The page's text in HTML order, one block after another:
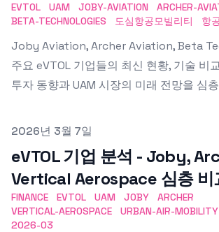
EVTOL UAM JOBY-AVIATION
ARCHER-
BETA-TECHNOLOGIES
도심항공모빌리티 항
Joby Aviation, Archer Aviation, Beta
주요 eVTOL 기업들의 최신 현황, 기술 비
투자 동향과 UAM 시장의 미래 전망을 심
Published on
2026년 3월 7일
eVTOL 기업 분석 - Joby,
Vertical Aerospace 심층 비
FINANCE EVTOL UAM JOBY
ARCHER
VERTICAL-AEROSPACE
URBAN-AIR-MOBILITY
2026-03